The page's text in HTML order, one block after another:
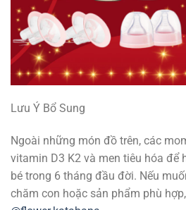
Lưu Ý Bổ Sung
Ngoài những món đồ trên, các
vitamin D3 K2 và men tiêu hóa để
bé trong 6 tháng đầu đời. Nếu
chăm con hoặc sản phẩm phù